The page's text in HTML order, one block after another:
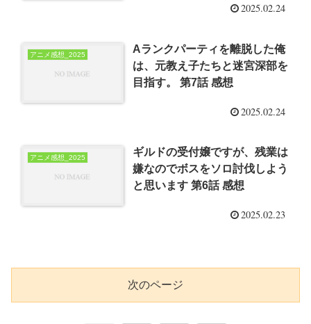
2025.02.24
アニメ感想_2025
Aランクパーティを離脱した俺
は、元教え子たちと迷宮深部を
目指す。 第7話 感想
2025.02.24
アニメ感想_2025
ギルドの受付嬢ですが、残業は
嫌なのでボスをソロ討伐しよう
と思います 第6話 感想
2025.02.23
次のページ